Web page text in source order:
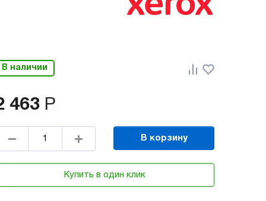
В наличии
463 Р
В корзину
Купить в один клик